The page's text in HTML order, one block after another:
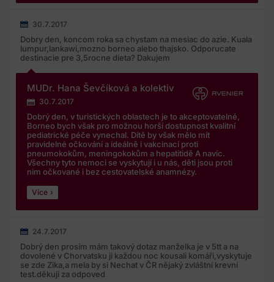
30.7.2017
Dobry den, koncom roka sa chystam na mesiac do azie. Kuala
lumpur,lankawi,mozno borneo alebo thajsko. Odporucate
destinacie pre 3,5rocne dieta? Dakujem
MUDr. Hana Ševčíková a kolektiv
30.7.2017
Dobrý den, v turistických oblastech je to akceptovatelné,
Borneo bych však pro možnou horší dostupnost kvalitní
pediatrické péče vynechal. Dítě by však mělo mít
pravidelné očkování a ideálně i vakcinaci proti
pneumokokům, meningokokům a hepatitidě A navíc.
Všechny tyto nemoci se vyskytují i u nás, děti jsou proti
nim očkované i bez cestovatelské anamnézy.
Více
24.7.2017
Dobrý den prosím mám takový dotaz manželka je v 5tt a na
dovolené v Chorvatsku ji každou noc kousali komáři,vyskytuje
se zde Zika,a mela by si Nechat v ČR nějaký zvláštní krevní
test.děkuji za odpoved